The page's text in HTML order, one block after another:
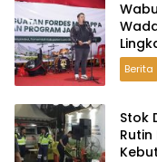
Berita
Stok